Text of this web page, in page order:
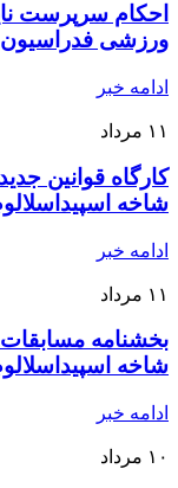
احکام سرپرست
ورزشی
ادامه خبر
۱۱ مرداد
کارگاه قوانین
شاخه
ادامه خبر
۱۱ مرداد
بخشنامه مسابقات
شاخه
ادامه خبر
۱۰ مرداد